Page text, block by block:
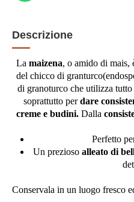
Descrizione
La maizena, o amido di mais,
del chicco di
di granoturco che utilizza
soprattutto perdare
creme e budini. Dalla
Perfetto
Un prezioso alleato di
Conservala in un luogo fresco